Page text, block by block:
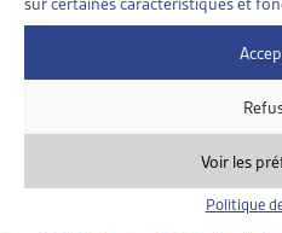
Voir les
Politique
Qualité de vie et pauvreté
» »
STRATÉGIES ET
CONTRE LA PAUVRETÉ